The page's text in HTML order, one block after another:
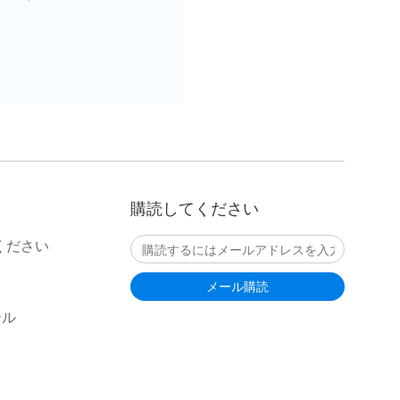
ださい
購読してください